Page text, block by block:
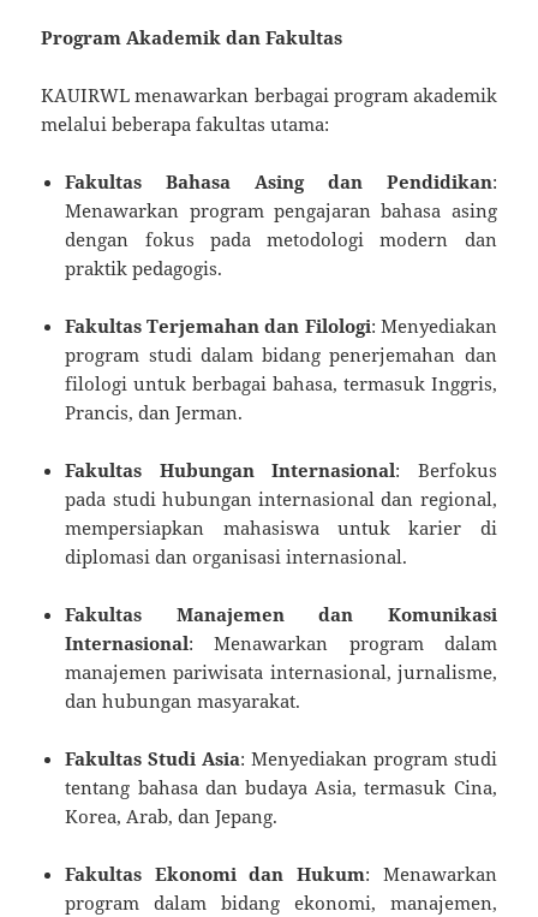
Program Akademik dan Fakultas
KAUIRWL menawarkan berbagai program akademik
melalui beberapa fakultas utama:
Fakultas Bahasa Asing dan Pendidikan:
Menawarkan program pengajaran bahasa asing
dengan fokus pada metodologi modern dan
praktik pedagogis.
Fakultas Terjemahan dan Filologi: Menyediakan
program studi dalam bidang penerjemahan dan
filologi untuk berbagai bahasa, termasuk Inggris,
Prancis, dan Jerman.
Fakultas Hubungan Internasional: Berfokus
pada studi hubungan internasional dan regional,
mempersiapkan mahasiswa untuk karier di
diplomasi dan organisasi internasional.
Fakultas Manajemen dan Komunikasi
Internasional: Menawarkan program dalam
manajemen pariwisata internasional, jurnalisme,
dan hubungan masyarakat.
Fakultas Studi Asia: Menyediakan program studi
tentang bahasa dan budaya Asia, termasuk Cina,
Korea, Arab, dan Jepang.
Fakultas Ekonomi dan Hukum: Menawarkan
program dalam bidang ekonomi, manajemen,